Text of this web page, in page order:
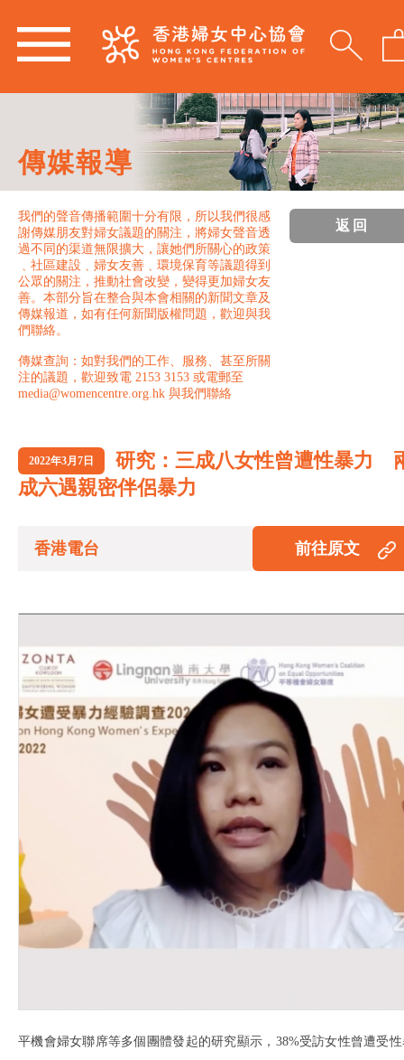
傳媒報導
我們的聲音傳播範圍十分有限，所以我們很感
謝傳媒朋友對婦女議題的關注，將婦女聲音透
過不同的渠道無限擴大，讓她們所關心的政策
﹑社區建設﹑婦女友善﹑環境保育等議題得到
公眾的關注，推動社會改變，變得更加婦女友
善。本部分旨在整合與本會相關的新聞文章及
傳媒報道，如有任何新聞版權問題，歡迎與我
們聯絡。
傳媒查詢：如對我們的工作、服務、甚至所關
注的議題，歡迎致電 2153 3153 或電郵至
media@womencentre.org.hk 與我們聯絡
返回
2022年3月7日
研究：三成八女性曾遭性暴力
成六遇親密伴侶暴力
香港電台 前往原文
平機會婦女聯席等多個團體發起的研究顯示，38%受訪女性曾遭受